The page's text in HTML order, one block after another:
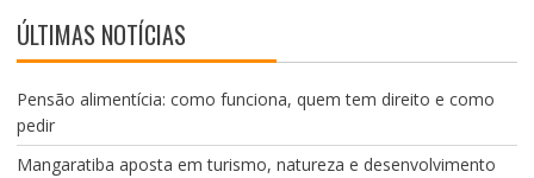
ÚLTIMAS NOTÍCIAS
Pensão alimentícia: como funciona, quem tem direito e como
pedir
Mangaratiba aposta em turismo, natureza e desenvolvimento